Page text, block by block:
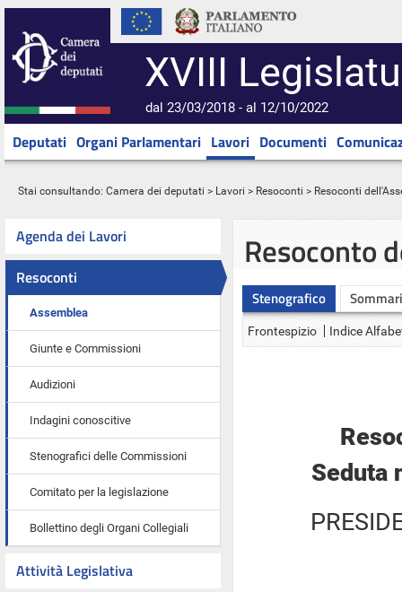
XVIII
dal 23/03/2018 - al 12/10/2022
Deputati Organi Parlamentari Lavori Documenti
Stai consultando: Camera dei deputati > Lavori > Resoconti > Resoconti
Agenda dei Lavori
Resoconti
Assemblea
Giunte e Commissioni
Audizioni
Indagini conoscitive
Stenografici delle Commissioni
Comitato per la legislazione
Bollettino degli Organi Collegiali
Attività Legislativa
Resoconto
Stenografico
Frontespizio Indice
Seduta